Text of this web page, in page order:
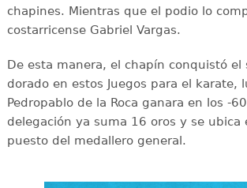
chapines. Mientras que el podio lo
costarricense Gabriel Vargas.
De esta manera, el chapín conquistó el
dorado en estos Juegos para el karate,
Pedropablo de la Roca ganara en los -
delegación ya suma 16 oros y se ubica
puesto del medallero general.